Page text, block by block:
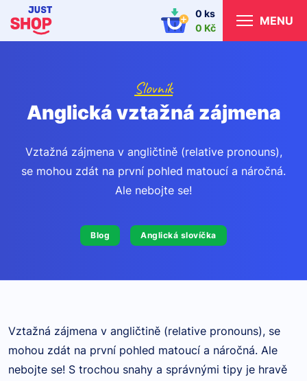
0 ks
0 Kč
MENU
Slovník
Anglická vztažná zájmena
Vztažná zájmena v angličtině (relative pronouns),
se mohou zdát na první pohled matoucí a náročná.
Ale nebojte se!
Blog Anglická slovíčka
Vztažná zájmena v angličtině (relative pronouns), se
mohou zdát na první pohled matoucí a náročná. Ale
nebojte se! S trochou snahy a správnými tipy je hravě